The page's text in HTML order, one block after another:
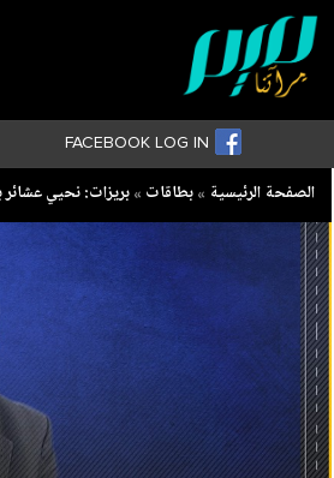
FACEBOOK LOG IN
Breadcrumb
الصفحة الرئيسية بطاقات بريزات: نحيي عشائر